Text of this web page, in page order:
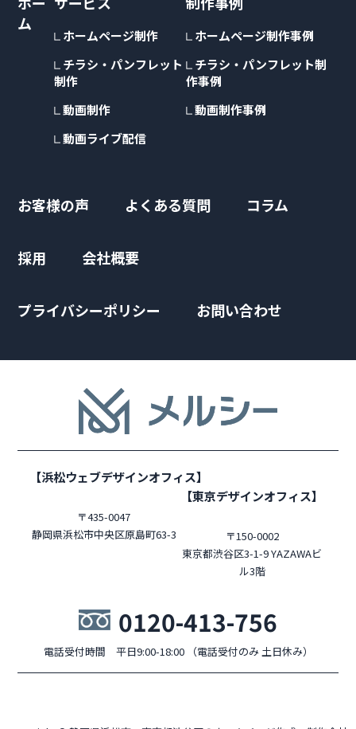
ム
ホームページ制作
チラシ・パンフレット
制作
動画制作
動画ライブ配信
ホームページ制作事例
チラシ・パンフレット制
作事例
動画制作事例
お客様の声 よくある質問 コラム
採用 会社概要
プライバシーポリシー お問い合わせ
【浜松ウェブデザインオフィス】
〒435-0047
静岡県浜松市中央区原島町63-3
【東京デザインオフィス】
〒150-0002
東京都渋谷区3-1-9 YAZAWAビ
ル3階
0120-413-756
電話受付時間 平日9:00-18:00 （電話受付のみ 土日休み）